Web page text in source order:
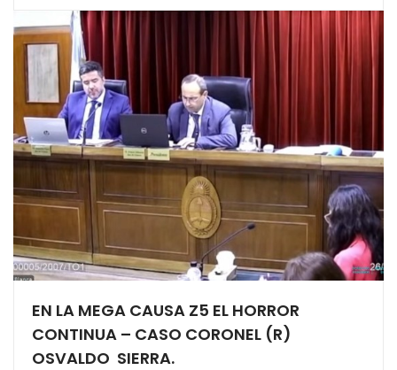
EN LA MEGA CAUSA Z5 EL HORROR
CONTINUA – CASO CORONEL (R)
OSVALDO SIERRA.